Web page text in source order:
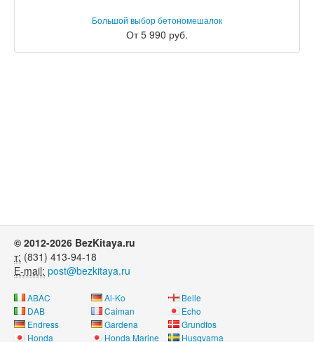
Большой выбор бетономешалок
От 5 990 руб.
© 2012-2026 BezKitaya.ru
т: (831) 413-94-18
E-mail: post@bezkitaya.ru
ABAC Al-Ko
Belle
DAB
Caiman
Echo
Endress
Gardena
Grundfos
Honda
Honda Marine Husqvarna